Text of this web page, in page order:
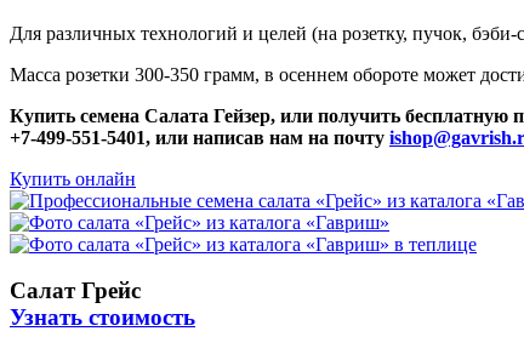
Для различных технологий и целей (на розетку, пучок,
Масса розетки 300-350 грамм, в осеннем обороте может
Купить семена Салата Гейзер, или получить
+7-499-551-5401, или написав нам на почту
Купить онлайн
Салат Грейс
Узнать стоимость